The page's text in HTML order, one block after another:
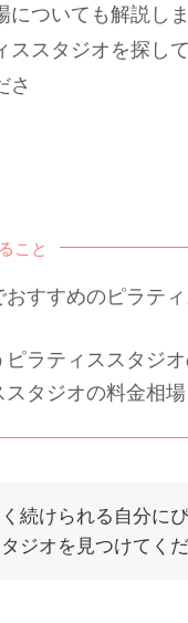
についても解説し
ススタジオを探し
さ
こと
おすすめのピラテ
ピラティススタジ
スタジオの料金相場
続けられる自分に
ジオを見つけてくだ